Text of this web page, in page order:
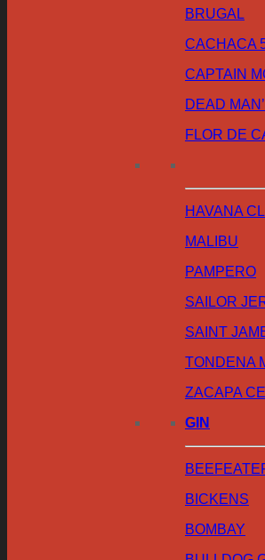
BRUGAL
CACHACA
CAPTAIN
DEAD
FLOR DE
HAVANA
MALIBU
PAMPERO
SAILOR
SAINT
TONDENA
ZACAPA
GIN
BICKENS
BOMBAY